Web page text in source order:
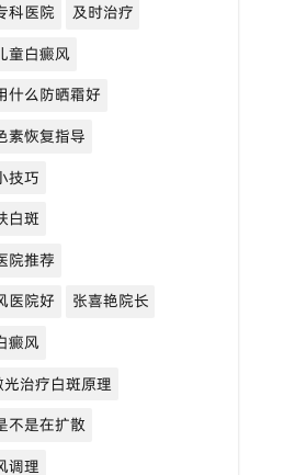
科医院
及时治疗
童白癜风
什么防晒霜好
素恢复指导
技巧
白斑
院推荐
医院好
张喜艳院长
癜风
治疗白斑原理
不是在扩散
调理